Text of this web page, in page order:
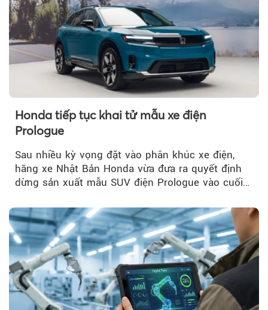
Honda tiếp tục khai tử mẫu xe điện
Prologue
Sau nhiều kỳ vọng đặt vào phân khúc xe điện,
hãng xe Nhật Bản Honda vừa đưa ra quyết định
dừng sản xuất mẫu SUV điện Prologue vào cuối